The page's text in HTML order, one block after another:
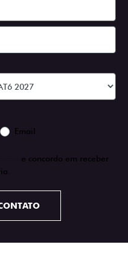
Email
e concordo em receber